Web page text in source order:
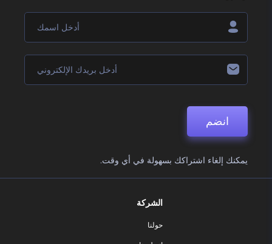
انضم
يمكنك إلغاء اشتراكك بسهولة في أي وقت.
الشركة
حولنا